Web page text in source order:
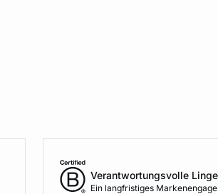
Verantwortungsvolle
Ein langfristiges